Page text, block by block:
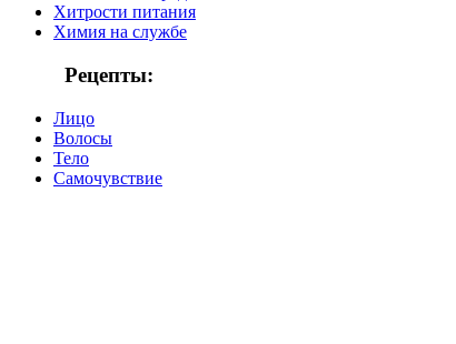
Хитрости питания
Химия на службе
Рецепты:
Лицо
Волосы
Тело
Самочувствие